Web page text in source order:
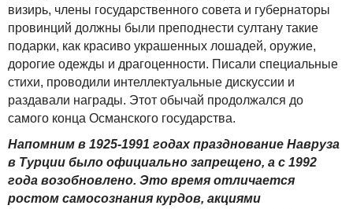
визирь, члены государственного совета и губернаторы
провинций должны были преподнести султану такие
подарки, как красиво украшенных лошадей, оружие,
дорогие одежды и драгоценности. Писали специальные
стихи, проводили интеллектуальные дискуссии и
раздавали награды. Этот обычай продолжался до
самого конца Османского государства.
Напомним в 1925-1991 годах празднование Навруза
в Турции было официально запрещено, а с 1992
года возобновлено. Это время отличается
ростом самосознания курдов, акциями